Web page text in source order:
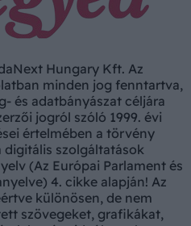
Hungary Kft. Az
minden jog fenntartva,
és adatbányászat céljára
jogról szóló 1999. évi
értelmében a törvény
digitális szolgáltatások
(Az Európai Parlament és
4. cikke alapján! Az
különösen, de nem
szövegeket, grafikákat,